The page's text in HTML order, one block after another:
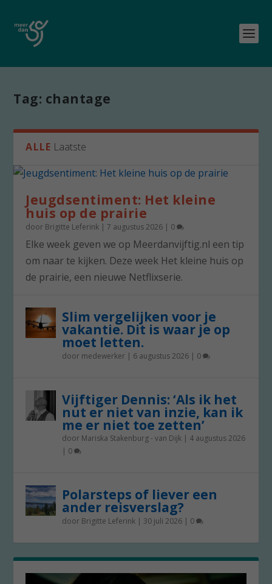
Tag: chantage
ALLE Laatste
Jeugdsentiment: Het kleine
huis op de prairie
door Brigitte Leferink |7 augustus 2026 | 0
Elke week geven we op Meerdanvijftig.nl een tip
om naar te kijken. Deze week Het kleine huis op
de prairie, een nieuwe Netflixserie.
Slim vergelijken voor je
vakantie. Dit is waar je op
moet letten.
door medewerker | 6 augustus 2026 | 0
Vijftiger Dennis: ‘Als ik het
nut er niet van inzie, kan ik
me er niet toe zetten’
door Mariska Stakenburg - van Dijk | 4 augustus 2026
| 0
Polarsteps of liever een
ander reisverslag?
door Brigitte Leferink | 30 juli 2026 | 0